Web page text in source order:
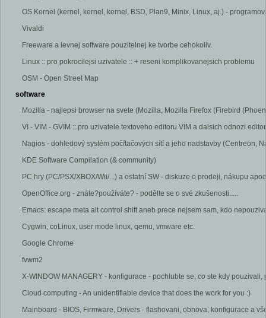
OS Kernel (kernel, kernel, kernel, BSD, Plan9, Minix, Linux, aj.) -
Vivaldi
Freeware a levnej software pouzitelnej ke tvorbe cehokoliv.
Linux :: pro pokrocilejsi uzivatele :: + reseni komplikovanejsich problemu
OSM - Open Street Map
software
Mozilla - najlepsi browser na svete (Mozilla, Mozilla Firefox (Firebird
VI - VIM - GVIM :: pro uzivatele textoveho editoru VIM a dalsich odnozi
Nagios - dohledový systém počítačových sítí a jeho nadstavby (Centreon,
KDE Software Compilation (& community)
PC hry (PC/PSX/XBOX/Wii/...) a ostatní SW - diskuze o prodeji, nákupu
OpenOffice.org - znáte?používáte? - podělte se o své zkušenosti.....
Emacs: escape meta alt control shift aneb prece nejsem sam, kdo
Cygwin, coLinux, user mode linux, qemu, vmware etc.
Google Chrome
fvwm2
X-WINDOW MANAGERY - konfigurace - pochlubte se, co ste kdy
Cloud computing - An unidentifiable device that does the work for you :)
Mainboard - BIOS, Firmware, Drivers - flashovani, obnova, konfigurace a